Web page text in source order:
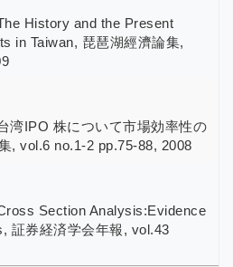
History and the Present
in Taiwan, 琵琶湖經濟論集,
湾IPO 株について市場効率性の
, vol.6 no.1-2 pp.75-88, 2008
Section Analysis:Evidence
証券経済学会年報, vol.43